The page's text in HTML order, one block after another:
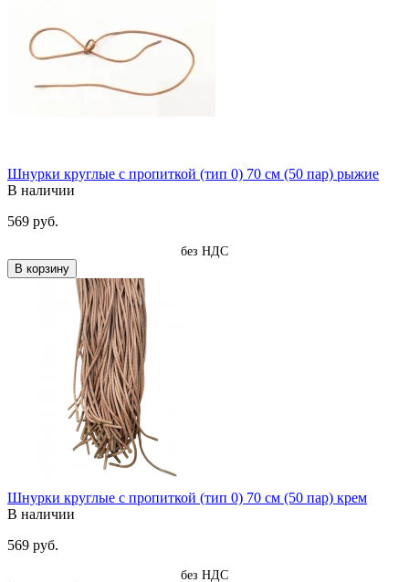
Шнурки круглые с пропиткой (тип 0) 70 см (50 пар) рыжие
В наличии
569 руб.
без НДС
В корзину
Шнурки круглые с пропиткой (тип 0) 70 см (50 пар) крем
В наличии
569 руб.
без НДС